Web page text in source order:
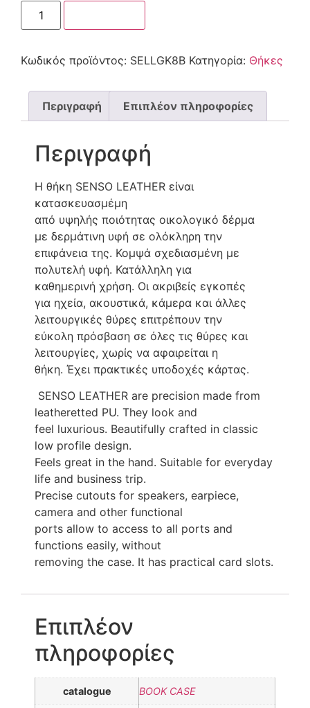
Κωδικός προϊόντος: SELLGK8B Κατηγορία: Θήκες
Περιγραφή Επιπλέον πληροφορίες
Περιγραφή
Η θήκη SENSO LEATHER είναι
κατασκευασμέμη
από υψηλής ποιότητας οικολογικό δέρμα
με δερμάτινη υφή σε ολόκληρη την
επιφάνεια της. Κομψά σχεδιασμένη με
πολυτελή υφή. Κατάλληλη για
καθημερινή χρήση. Οι ακριβείς εγκοπές
για ηχεία, ακουστικά, κάμερα και άλλες
λειτουργικές θύρες επιτρέπουν την
εύκολη πρόσβαση σε όλες τις θύρες και
λειτουργίες, χωρίς να αφαιρείται η
θήκη. Έχει πρακτικές υποδοχές κάρτας.
SENSO LEATHER are precision made from
leatheretted PU. They look and
feel luxurious. Beautifully crafted in classic
low profile design.
Feels great in the hand. Suitable for everyday
life and business trip.
Precise cutouts for speakers, earpiece,
camera and other functional
ports allow to access to all ports and
functions easily, without
removing the case. It has practical card slots.
Επιπλέον
πληροφορίες
catalogue BOOK CASE